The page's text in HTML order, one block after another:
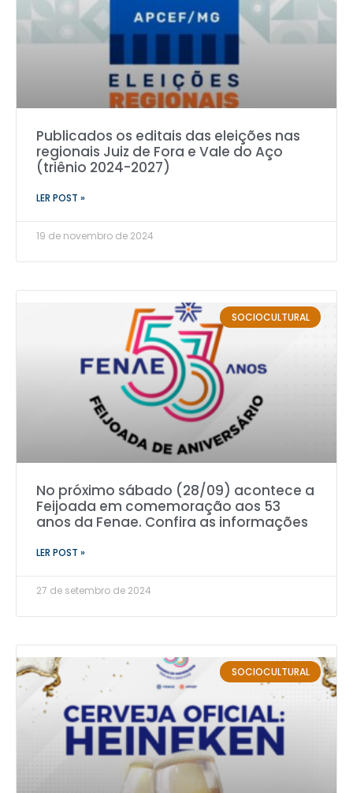
Publicados os editais das eleições nas
regionais Juiz de Fora e Vale do Aço
(triênio 2024-2027)
LER POST »
19 de novembro de 2024
SOCIOCULTURAL
No próximo sábado (28/09) acontece a
Feijoada em comemoração aos 53
anos da Fenae. Confira as informações
LER POST »
27 de setembro de 2024
SOCIOCULTURAL